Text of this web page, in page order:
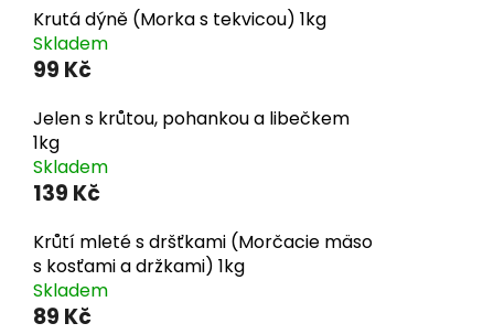
Krutá dýně (Morka s tekvicou) 1kg
Skladem
99 Kč
Jelen s krůtou, pohankou a libečkem
1kg
Skladem
139 Kč
Krůtí mleté s dršťkami (Morčacie mäso
s kosťami a držkami) 1kg
Skladem
89 Kč